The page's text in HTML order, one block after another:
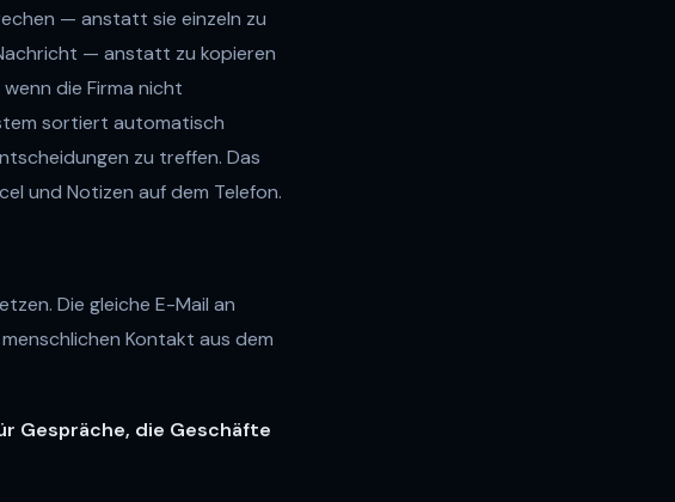
— anstatt sie einzeln zu
— anstatt zu kopieren
die Firma nicht
sortiert automatisch
zu treffen. Das
und Notizen auf dem Telefon.
Die gleiche E-Mail an
Kontakt aus dem
Gespräche, die Geschäfte